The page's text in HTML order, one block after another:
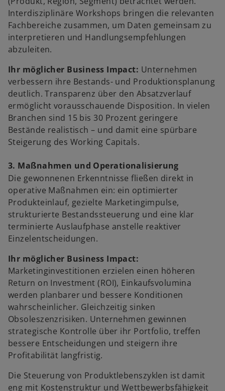
Interdisziplinäre Workshops bringen die relevanten
Fachbereiche zusammen, um Daten gemeinsam zu
interpretieren und Handlungsempfehlungen
abzuleiten.
Ihr möglicher Business Impact: Unternehmen
verbessern ihre Bestands- und Produktionsplanung
deutlich. Transparenz über den Absatzverlauf
ermöglicht vorausschauende Disposition. In vielen
Branchen sind 15 bis 30 Prozent geringere
Bestände realistisch – und damit eine spürbare
Steigerung des Working Capitals.
3. Maßnahmen und Operationalisierung
Die gewonnenen Erkenntnisse fließen direkt in
operative Maßnahmen ein: ein optimierter
Produkteinlauf, gezielte Marketingimpulse,
strukturierte Bestandssteuerung und eine klar
terminierte Auslaufphase anstelle reaktiver
Einzelentscheidungen.
Ihr möglicher Business Impact:
Marketinginvestitionen erzielen einen höheren
Return on Investment (ROI), Einkaufsvolumina
werden planbarer und bessere Konditionen
wahrscheinlicher. Gleichzeitig sinken
Obsoleszenzrisiken. Unternehmen gewinnen
strategische Kontrolle über ihr Portfolio, treffen
bessere Entscheidungen und steigern ihre
Profitabilität langfristig.
Die Steuerung von Produktlebenszyklen ist damit
eng mit Kostenstruktur und Wettbewerbsfähigkeit